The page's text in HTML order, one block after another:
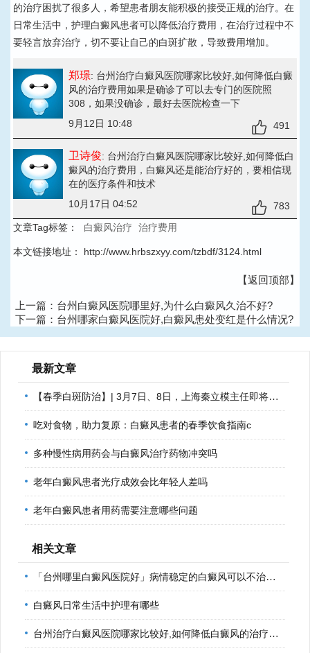
的治疗困扰了很多人，希望患者朋友能积极的接受正规的治疗。在
日常生活中，护理白癜风患者可以降低治疗费用，在治疗过程中不
要轻言放弃治疗，切不要让自己的白斑扩散，导致费用增加。
郑璟: 台州治疗白癜风医院哪家比较好,如何降低白癜
风的治疗费用如果是确诊了可以去专门的医院照
308，如果没确诊，最好去医院检查一下
9月12日 10:48
491
卫诗俊: 台州治疗白癜风医院哪家比较好,如何降低白
癜风的治疗费用 ，白癜风还是能治疗好的，要相信现
在的医疗条件和技术
10月17日 04:52
783
文章Tag标签：
白癜风治疗 治疗费用
本文链接地址： http://www.hrbszxyy.com/tzbdf/3124.html
【返回顶部】
上一篇： 台州白癜风医院哪里好,为什么白癜风久治不好?
下一篇： 台州哪家白癜风医院好,白癜风患处变红是什么情况?
最新文章
【春季白斑防治】| 3月7日、8日，上海秦立模主任即将到诊，助
吃对食物，助力复原：白癜风患者的春季饮食指南c
多种慢性病用药会与白癜风治疗药物冲突吗
老年白癜风患者光疗成效会比年轻人差吗
老年白癜风患者用药需要注意哪些问题
相关文章
「台州哪里白癜风医院好」病情稳定的白癜风可以不治疗吗「排
白癜风日常生活中护理有哪些
台州治疗白癜风医院哪家比较好,如何降低白癜风的治疗费用